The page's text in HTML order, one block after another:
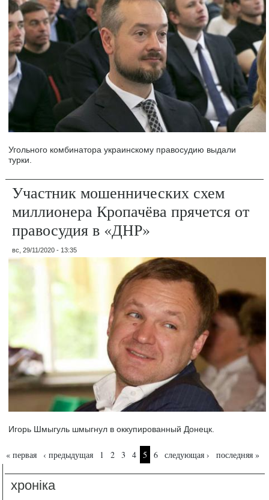
Угольного комбинатора украинскому правосудию выдали
турки.
Участник мошеннических схем
миллионера Кропачёва прячется от
правосудия в «ДНР»
вс, 29/11/2020 - 13:35
Игорь Шмыгуль шмыгнул в оккупированный Донецк.
Страницы
« первая ‹ предыдущая 1 2 3 4 5 6 следующая › последняя »
хроніка